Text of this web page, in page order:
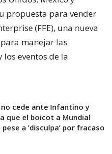
propuesta para vender
(FFE), una nueva
manejar las
los eventos de la
no cede ante Infantino y
que el boicot a Mundial
a ’disculpa’ por fracaso